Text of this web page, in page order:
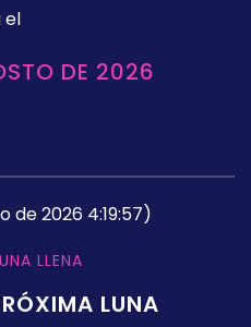
el
DE 2026
de 2026 4:19:57)
LLENA
LUNA